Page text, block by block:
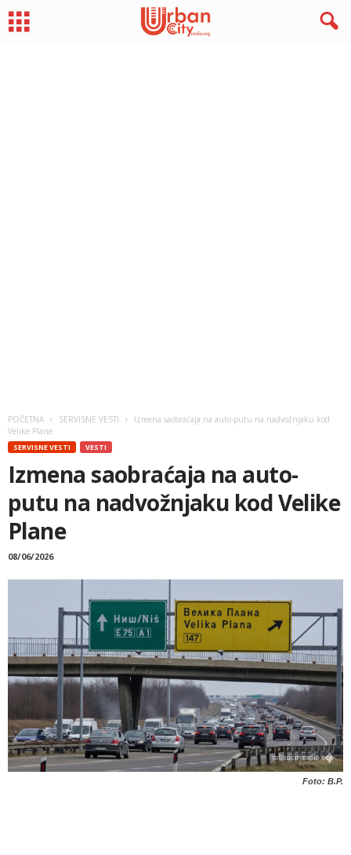
POČETNA SERVISNE VESTI
Izmena saobraćaja na auto-putu na nadvožnjaku kod
Velike Plane
SERVISNE VESTI VESTI
Izmena saobraćaja na auto-
putu na nadvožnjaku kod Velike
Plane
08/06/2026
Foto: B.P.